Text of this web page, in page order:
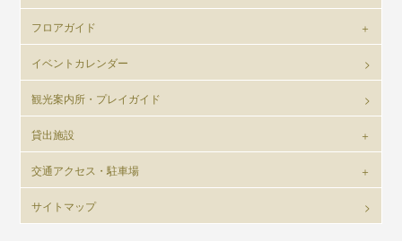
フロアガイド
イベントカレンダー
観光案内所・プレイガイド
貸出施設
交通アクセス・駐車場
サイトマップ